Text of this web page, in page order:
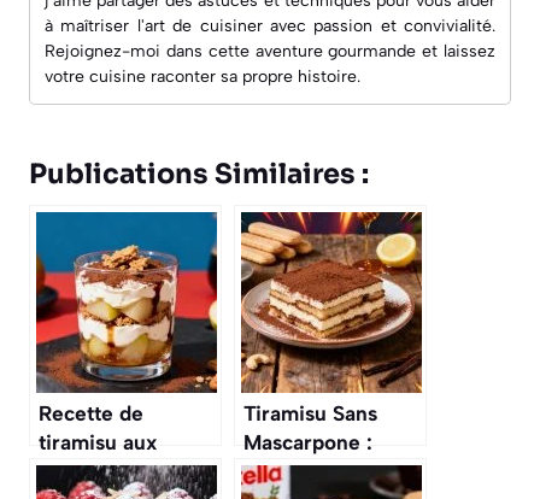
à maîtriser l'art de cuisiner avec passion et convivialité.
Rejoignez-moi dans cette aventure gourmande et laissez
votre cuisine raconter sa propre histoire.
Publications Similaires :
Recette de
tiramisu aux
poires : un dessert
Tiramisu Sans
Mascarpone :
recette Créative